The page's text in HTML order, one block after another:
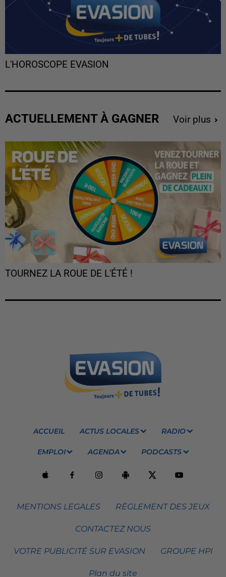
L'HOROSCOPE EVASION
ACTUELLEMENT À GAGNER Voir plus
TOURNEZ LA ROUE DE L'ÉTÉ !
ACCUEIL ACTUS LOCALES RADIO
EMPLOI AGENDA PODCASTS
MENTIONS LEGALES RÈGLEMENT DES JEUX
CONTACTEZ NOUS
VOTRE PUBLICITÉ SUR EVASION GROUPE HPI
Plan du site